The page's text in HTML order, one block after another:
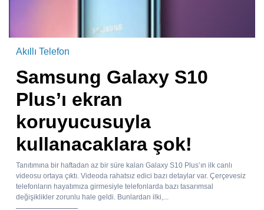
Akıllı Telefon
Samsung Galaxy S10
Plus’ı ekran
koruyucusuyla
kullanacaklara şok!
Tanıtımına bir haftadan az bir süre kalan Galaxy S10 Plus’ın ilk canlı
videosu ortaya çıktı. Videoda rahatsız edici bazı detaylar var. Çerçevesiz
telefonların hayatımıza girmesiyle telefonlarda bazı tasarımsal
değişiklikler zorunlu hale geldi. Bunlardan ilki,...